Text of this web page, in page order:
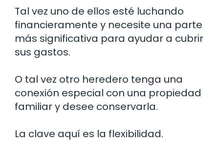
Tal vez uno de ellos esté luchando
financieramente y necesite una parte
más significativa para ayudar a cubrir
sus gastos.
O tal vez otro heredero tenga una
conexión especial con una propiedad
familiar y desee conservarla.
La clave aquí es la flexibilidad.